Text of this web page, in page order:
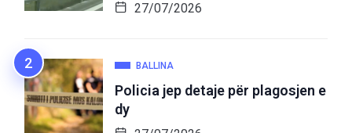
27/07/2026
BALLINA
Policia jep detaje për plagosjen e
dy